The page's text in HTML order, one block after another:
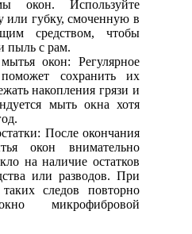
окон. Используйте
или губку, смоченную в
средством, чтобы
пыль с рам.
мытья окон: Регулярное
сохранить их
накопления грязи и
мыть окна хотя
После окончания
окон внимательно
на наличие остатков
или разводов. При
следов повторно
микрофибровой